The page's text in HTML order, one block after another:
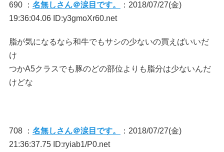
690 ： 名無しさん＠涙目です。
：2018/07/27(金)
19:36:04.06 ID:y3gmoXr60.net
脂が気になるなら和牛でもサシの少ないの買えばいいだ
け
つかA5クラスでも豚のどの部位よりも脂分は少ないんだ
けどな
708 ： 名無しさん＠涙目です。
：2018/07/27(金)
21:36:37.75 ID:ryiab1/P0.net